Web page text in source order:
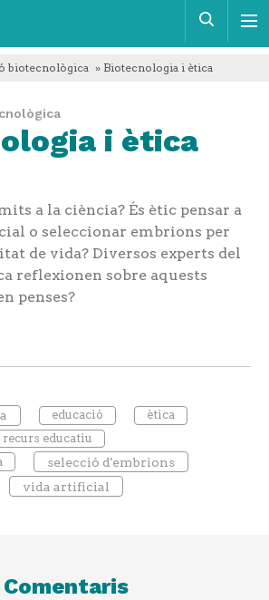
biotecnològica » Biotecnologia i ètica
i ètica
a la ciència? És ètic pensar a
o seleccionar embrions per
de vida? Diversos experts del
reflexionen sobre aquests
penses?
educació
ètica
recurs educatiu
selecció d'embrions
vida artificial
Comentaris